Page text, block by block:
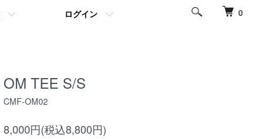
0
ログイン
OM TEE S/S
CMF-OM02
8,000円(税込8,800円)